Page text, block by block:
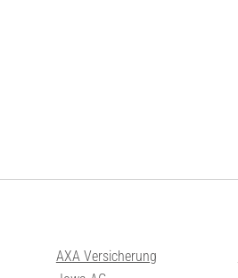
AXA Versicherung